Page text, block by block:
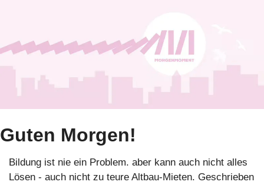
Guten Morgen!
Bildung ist nie ein Problem. aber kann auch nicht alles
Lösen - auch nicht zu teure Altbau-Mieten. Geschrieben